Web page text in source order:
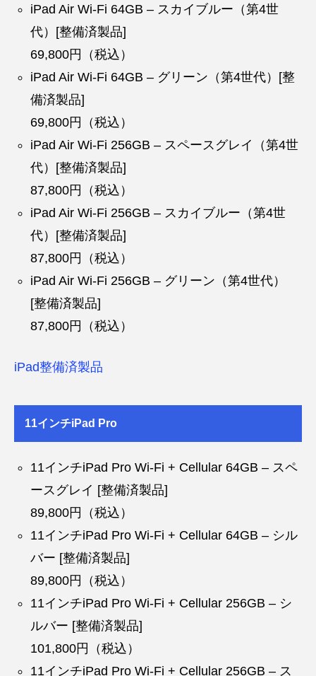
iPad Air Wi-Fi 64GB – スカイブルー（第4世
代）[整備済製品]
69,800円（税込）
iPad Air Wi-Fi 64GB – グリーン（第4世代）[整
備済製品]
69,800円（税込）
iPad Air Wi-Fi 256GB – スペースグレイ（第4世
代）[整備済製品]
87,800円（税込）
iPad Air Wi-Fi 256GB – スカイブルー（第4世
代）[整備済製品]
87,800円（税込）
iPad Air Wi-Fi 256GB – グリーン（第4世代）
[整備済製品]
87,800円（税込）
iPad整備済製品
11インチiPad Pro
11インチiPad Pro Wi-Fi + Cellular 64GB – スペ
ースグレイ [整備済製品]
89,800円（税込）
11インチiPad Pro Wi-Fi + Cellular 64GB – シル
バー [整備済製品]
89,800円（税込）
11インチiPad Pro Wi-Fi + Cellular 256GB – シ
ルバー [整備済製品]
101,800円（税込）
11インチiPad Pro Wi-Fi + Cellular 256GB – ス